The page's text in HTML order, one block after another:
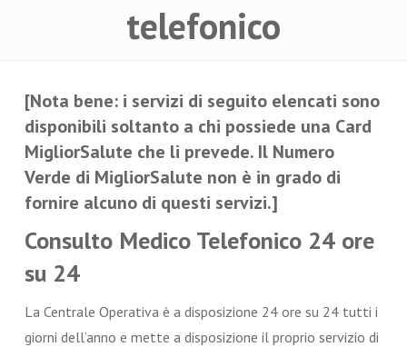
telefonico
[Nota bene: i servizi di seguito elencati sono
disponibili soltanto a chi possiede una Card
MigliorSalute che li prevede. Il Numero
Verde di MigliorSalute non è in grado di
fornire alcuno di questi servizi.]
Consulto Medico Telefonico 24 ore
su 24
La Centrale Operativa è a disposizione 24 ore su 24 tutti i
giorni dell’anno e mette a disposizione il proprio servizio di